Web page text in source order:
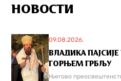
НОВОСТИ
09.08.2026.
ВЛАДИКА
ГОРЊЕМ ГРБЉУ
Његово